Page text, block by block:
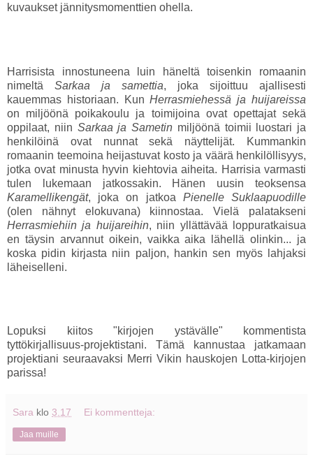
kuvaukset jännitysmomenttien ohella.
Harrisista innostuneena luin häneltä toisenkin romaanin
nimeltä Sarkaa ja samettia, joka sijoittuu ajallisesti
kauemmas historiaan. KunHerrasmiehessä ja huijareissa
on miljöönä poikakoulu ja toimijoina ovat opettajat sekä
oppilaat, niin Sarkaa ja Sametin miljöönä toimii luostari ja
henkilöinä ovat nunnat sekä näyttelijät. Kummankin
romaanin teemoina heijastuvat kosto ja väärä henkilöllisyys,
jotka ovat minusta hyvin kiehtovia aiheita. Harrisia varmasti
tulen lukemaan jatkossakin. Hänen uusin teoksensa
Karamellikengät, joka on jatkoa Pienelle Suklaapuodille
(olen nähnyt elokuvana) kiinnostaa. Vielä palatakseni
Herrasmiehiin ja huijareihin, niin yllättävää loppuratkaisua
en täysin arvannut oikein, vaikka aika lähellä olinkin... ja
koska pidin kirjasta niin paljon, hankin sen myös lahjaksi
läheiselleni.
Lopuksi kiitos "kirjojen ystävälle" kommentista
tyttökirjallisuus-projektistani. Tämä kannustaa jatkamaan
projektiani seuraavaksi Merri Vikin hauskojen Lotta-kirjojen
parissa!
Sara klo 3.17 Ei kommentteja:
Jaa muille